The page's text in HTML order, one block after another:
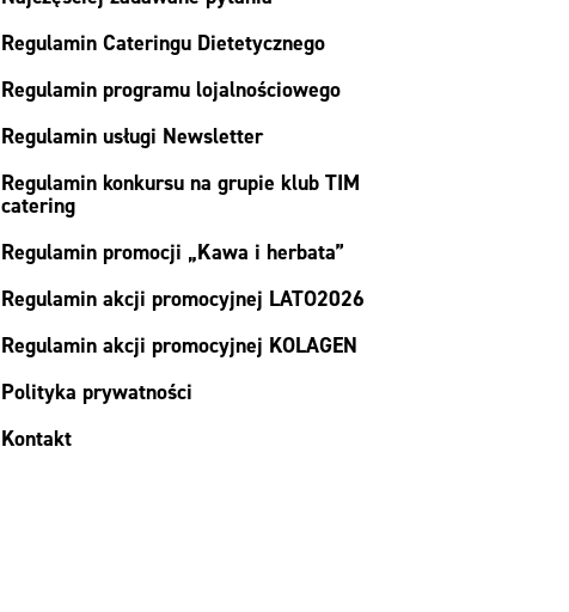
Regulamin Cateringu Dietetycznego
Regulamin programu lojalnościowego
Regulamin usługi Newsletter
Regulamin konkursu na grupie klub TIM
catering
Regulamin promocji „Kawa i herbata”
Regulamin akcji promocyjnej LATO2026
Regulamin akcji promocyjnej KOLAGEN
Polityka prywatności
Kontakt